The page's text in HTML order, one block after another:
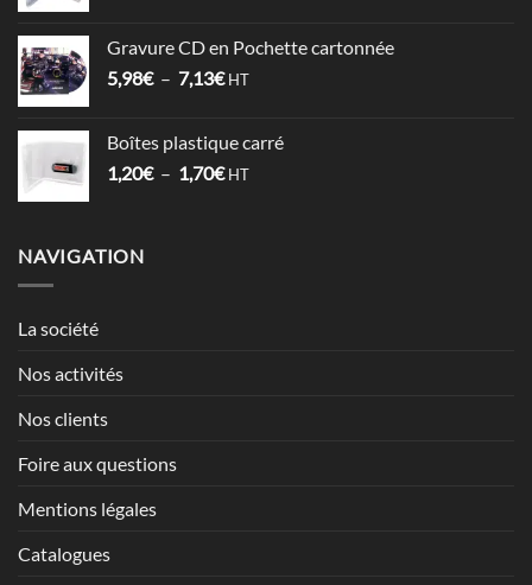
1,52€
à
Gravure CD en Pochette cartonnée
5,98€ – 7,13€Plage
5,98€
à
HT
Boîtes plastique carré
1,20€ – 1,70€Plage
HT
NAVIGATION
La société
Nos activités
Nos clients
Foire aux questions
Mentions légales
Catalogues